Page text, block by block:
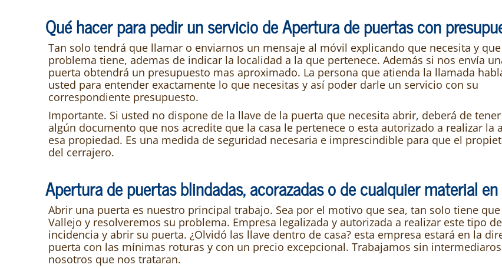
Qué hacer para pedir un servicio de Apertura de puertas con
Tan solo tendrá que llamar o enviarnos un mensaje al móvil explicando que necesita y
problema tiene, ademas de indicar la localidad a la que pertenece. Además si nos envía
puerta obtendrá un presupuesto mas aproximado. La persona que atienda la llamada
usted para entender exactamente lo que necesitas y así poder darle un servicio con su
correspondiente presupuesto.
Importante. Si usted no dispone de la llave de la puerta que necesita abrir, deberá de
algún documento que nos acredite que la casa le pertenece o esta autorizado a realizar la
esa propiedad. Es una medida de seguridad necesaria e imprescindible para que el
del cerrajero.
Apertura de puertas blindadas, acorazadas o de cualquier material
Abrir una puerta es nuestro principal trabajo. Sea por el motivo que sea, tan solo tiene
Vallejo y resolveremos su problema. Empresa legalizada y autorizada a realizar este tipo
incidencia y abrir su puerta. ¿Olvidó las llave dentro de casa? esta empresa estará en la
puerta con las mínimas roturas y con un precio excepcional. Trabajamos sin
nosotros que nos trataran.